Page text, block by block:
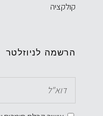
קולקציה
הרשמה לניוזלטר